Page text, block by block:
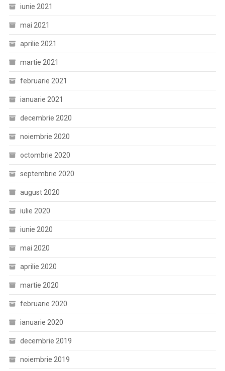
iunie 2021
mai 2021
aprilie 2021
martie 2021
februarie 2021
ianuarie 2021
decembrie 2020
noiembrie 2020
octombrie 2020
septembrie 2020
august 2020
iulie 2020
iunie 2020
mai 2020
aprilie 2020
martie 2020
februarie 2020
ianuarie 2020
decembrie 2019
noiembrie 2019